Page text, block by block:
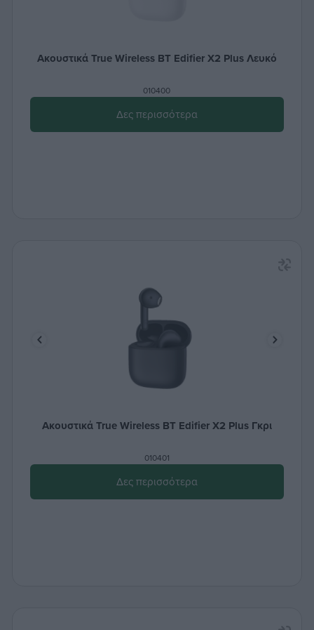
Ακουστικά True Wireless BT Edifier X2 Plus Λευκό
010400
Δες περισσότερα
Ακουστικά True Wireless BT Edifier X2 Plus Γκρι
010401
Δες περισσότερα